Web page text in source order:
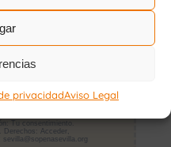
privacidadAviso Legal